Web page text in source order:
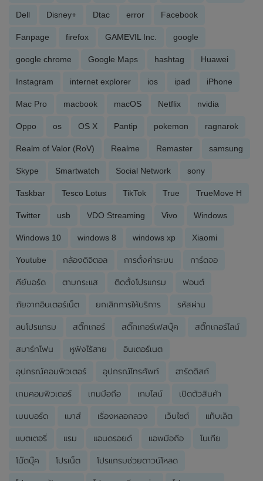
Dell Disney+ Dtac error Facebook
Fanpage firefox GAMEVIL Inc. google
google chrome Google Maps hashtag Huawei
Instagram internet explorer ios ipad iPhone
Mac Pro macbook macOS Netflix nvidia
Oppo os OS X Pantip pokemon ragnarok
Realm of Valor (RoV) Realme Remaster samsung
Skype Smartwatch Social Network sony
Taskbar Tesco Lotus TikTok True TrueMove H
Twitter usb VDO Streaming Vivo Windows
Windows 10 windows 8 windows xp Xiaomi
Youtube กล้องดิจิตอล การตั้งค่าระบบ การ์ดจอ
คีย์บอร์ด ตามกระแส ติดตั้งโปรแกรม ฟอนต์
ภัยจากอินเตอร์เน็ต ยกเลิกการให้บริการ รหัสผ่าน
ลบโปรแกรม สติ๊กเกอร์ สติ๊กเกอร์เฟสบุ๊ค สติ๊กเกอร์ไลน์
สมาร์ทโฟน หูฟังไร้สาย อินเตอร์เนต
อุปกรณ์คอมพิวเตอร์ อุปกรณ์โทรศัพท์ ฮาร์ดดิสก์
เกมคอมพิวเตอร์ เกมมือถือ เกมไลน์ เปิดตัวสินค้า
เมนบอร์ด เมาส์ เรื่องหลอกลวง เว็บไซต์ แท็บเล็ต
แบตเตอรี่ แรม แอนดรอยด์ แอพมือถือ โนเกีย
โน๊ตบุ๊ค โปรเน็ต โปรแกรมช่วยดาวน์โหลด